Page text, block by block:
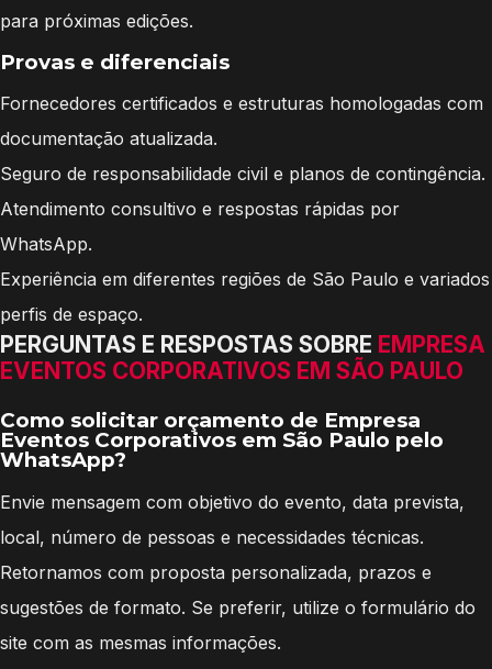
para próximas edições.
Provas e diferenciais
Fornecedores certificados e estruturas homologadas com
documentação atualizada.
Seguro de responsabilidade civil e planos de contingência.
Atendimento consultivo e respostas rápidas por
WhatsApp.
Experiência em diferentes regiões de São Paulo e variados
perfis de espaço.
PERGUNTAS E RESPOSTAS SOBRE EMPRESA
EVENTOS CORPORATIVOS EM SÃO PAULO
Como solicitar orçamento de Empresa
Eventos Corporativos em São Paulo pelo
WhatsApp?
Envie mensagem com objetivo do evento, data prevista,
local, número de pessoas e necessidades técnicas.
Retornamos com proposta personalizada, prazos e
sugestões de formato. Se preferir, utilize o formulário do
site com as mesmas informações.